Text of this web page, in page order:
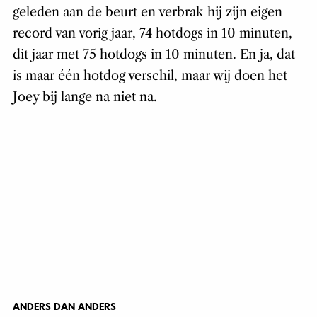
geleden aan de beurt en verbrak hij zijn eigen
record van vorig jaar, 74 hotdogs in 10 minuten,
dit jaar met 75 hotdogs in 10 minuten. En ja, dat
is maar één hotdog verschil, maar wij doen het
Joey bij lange na niet na.
ANDERS DAN ANDERS